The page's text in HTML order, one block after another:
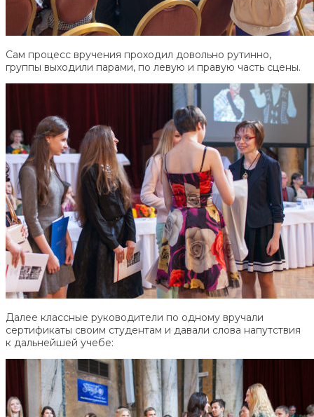
Сам процесс вручения проходил довольно рутинно,
группы выходили парами, по левую и правую часть сцены.
Далее классные руководители по одному вручали
сертификаты своим студентам и давали слова напутствия
к дальнейшей учебе: